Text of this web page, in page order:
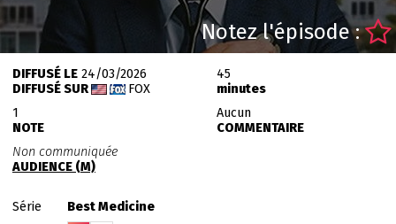
Notez l'épisode :
DIFFUSÉ LE24/03/2026
DIFFUSÉ SUR
FOX
45
minutes
1
NOTE
Aucun
COMMENTAIRE
Non communiquée
AUDIENCE (M)
Série
Best Medicine